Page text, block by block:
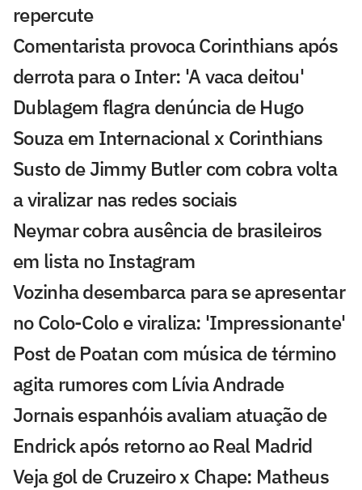
repercute
Comentarista provoca Corinthians após
derrota para o Inter: 'A vaca deitou'
Dublagem flagra denúncia de Hugo
Souza em Internacional x Corinthians
Susto de Jimmy Butler com cobra volta
a viralizar nas redes sociais
Neymar cobra ausência de brasileiros
em lista no Instagram
Vozinha desembarca para se apresentar
no Colo-Colo e viraliza: 'Impressionante'
Post de Poatan com música de término
agita rumores com Lívia Andrade
Jornais espanhóis avaliam atuação de
Endrick após retorno ao Real Madrid
Veja gol de Cruzeiro x Chape: Matheus